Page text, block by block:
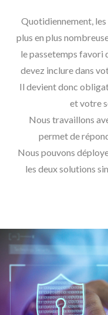
Quotidiennement,
plus en plus
le passetemps favori
devez inclure dans
Il devient donc
et votre
Nous travaillons
permet de
Nous pouvons
les deux solutions